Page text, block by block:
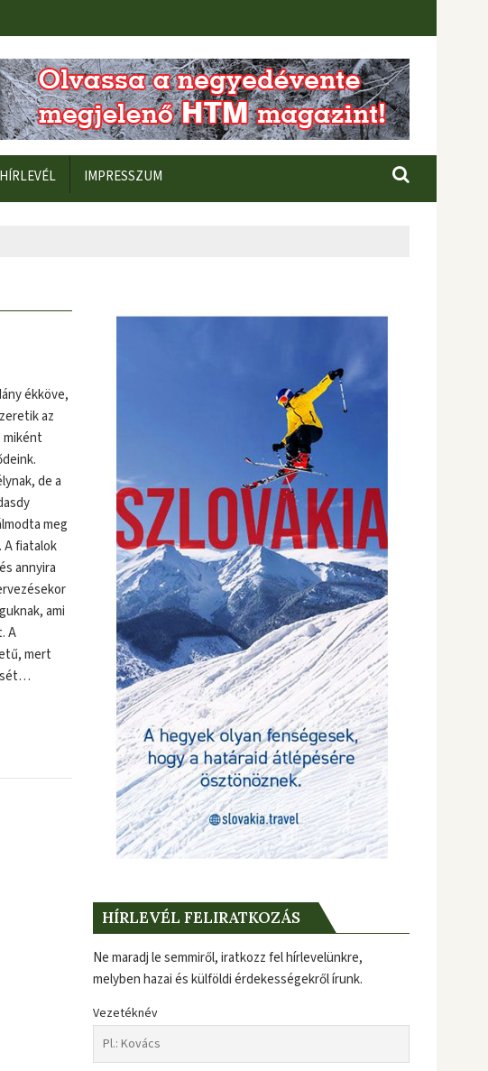
HÍRLEVÉL IMPRESSZUM
ékköve,
az
miként
de a
meg
A fiatalok
annyira
ami
A
mert
HÍRLEVÉL FELIRATKOZÁS
Ne maradj le semmiről, iratkozz fel hírlevelünkre,
melyben hazai és külföldi érdekességekről írunk.
Vezetéknév